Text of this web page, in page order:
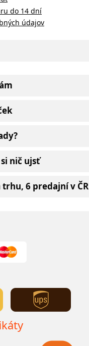
do 14 dní
údajov
nič ujsť
6 predajní v ČR